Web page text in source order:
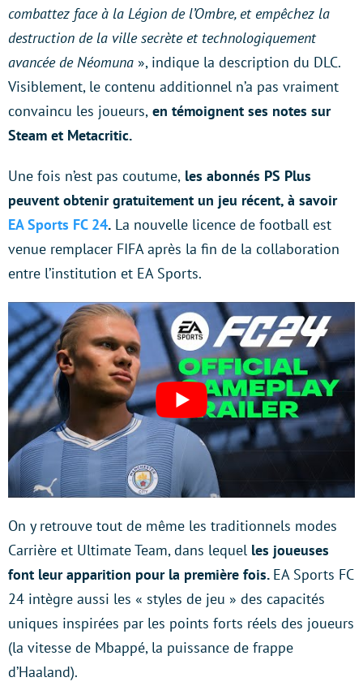
combattez face à la Légion de l’Ombre, et empêchez la
destruction de la ville secrète et technologiquement
avancée de Néomuna », indique la description du DLC.
Visiblement, le contenu additionnel n’a pas vraiment
convaincu les joueurs, en témoignent ses notes sur
Steam et Metacritic.
Une fois n’est pas coutume, les abonnés PS Plus
peuvent obtenir gratuitement un jeu récent, à savoir
EA Sports FC 24. La nouvelle licence de football est
venue remplacer FIFA après la fin de la collaboration
entre l’institution et EA Sports.
On y retrouve tout de même les traditionnels modes
Carrière et Ultimate Team, dans lequel les joueuses
font leur apparition pour la première fois. EA Sports FC
24 intègre aussi les « styles de jeu » des capacités
uniques inspirées par les points forts réels des joueurs
(la vitesse de Mbappé, la puissance de frappe
d’Haaland).